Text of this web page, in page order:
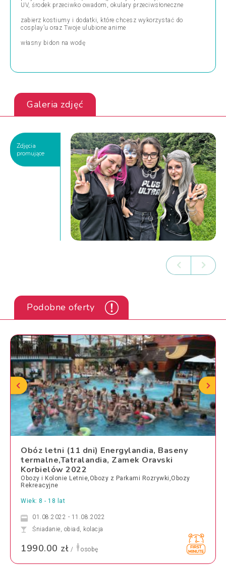
UV, środek przeciwko owadom, okulary przeciwsłoneczne
zabierz kostiumy i dodatki, które chcesz wykorzystać do
cosplay’u oraz Twoje ulubione anime
własny bidon na wodę
Galeria zdjęć
Zdjęcia
promujące
Podobne oferty
Obóz letni (11 dni) Energylandia, Baseny
termalne,Tatralandia, Zamek Oravski
Korbielów 2022
Obozy i Kolonie Letnie,Obozy z Parkami Rozrywki,Obozy
Rekreacyjne
Wiek: 8 - 18 lat
01.08.2022 - 11.08.2022
Śniadanie, obiad, kolacja
1990.00 zł / osobę